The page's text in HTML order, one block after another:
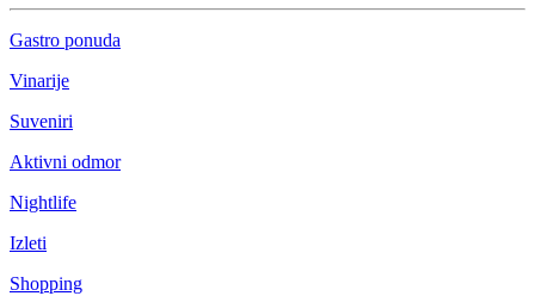
Gastro ponuda
Vinarije
Suveniri
Aktivni odmor
Nightlife
Izleti
Shopping